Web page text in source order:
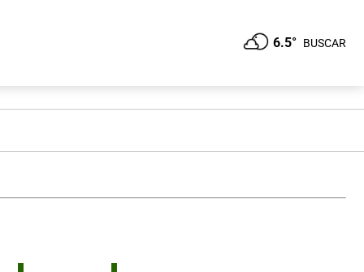
6.5° BUSCAR